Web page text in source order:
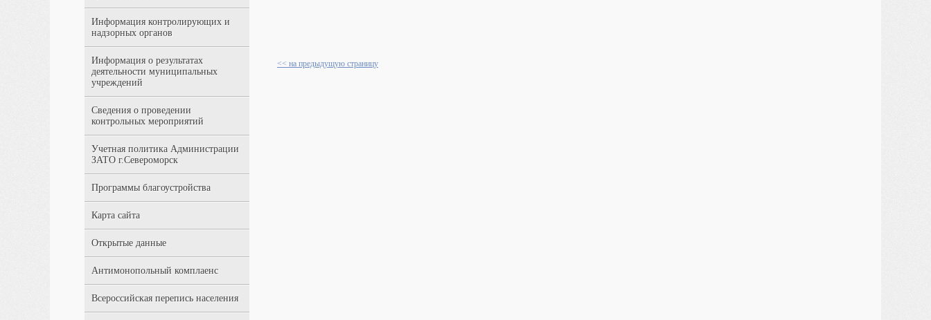
Информация контролирующих и
надзорных органов
Информация о результатах
деятельности муниципальных
учреждений
Сведения о проведении
контрольных мероприятий
Учетная политика Администрации
ЗАТО г.Североморск
Программы благоустройства
Карта сайта
Открытые данные
Антимонопольный комплаенс
Всероссийская перепись населения
<< на предыдущую страницу